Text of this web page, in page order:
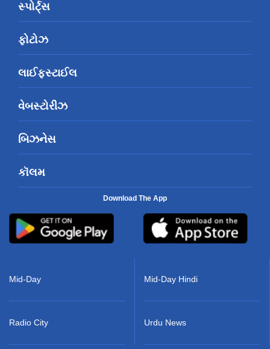
સ્પોર્ટ્સ
ફોટોઝ
લાઈફસ્ટાઈલ
વેબસ્ટોરીઝ
બિઝનેસ
કૉલમ
Download The App
Mid-Day
Radio City
Mid-Day Hindi
Urdu News